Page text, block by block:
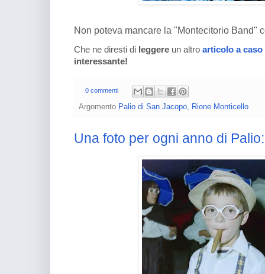
Non poteva mancare la "Montecitorio Band"
Che ne diresti di leggere un altro articolo a caso
interessante!
0 commenti
Argomento Palio di San Jacopo Rione Monticello
Una foto per ogni anno di